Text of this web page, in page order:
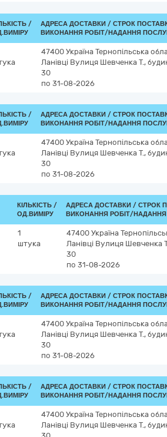
/
АДРЕСА ДОСТАВКИ / СТРОК
ВИКОНАННЯ РОБІТ/НАДАННЯ
47400 Україна Тернопільська
Ланівці Вулиця Шевченка Т.,
30
по 31-08-2026
/
АДРЕСА ДОСТАВКИ / СТРОК
ВИКОНАННЯ РОБІТ/НАДАННЯ
47400 Україна Тернопільська
Ланівці Вулиця Шевченка Т.,
30
по 31-08-2026
КІЛЬКІСТЬ /
ОД.ВИМІРУ
АДРЕСА ДОСТАВКИ / СТРОК
ВИКОНАННЯ РОБІТ/
1
штука
47400 Україна
Ланівці Вулиця Шевченка
30
по 31-08-2026
/
АДРЕСА ДОСТАВКИ / СТРОК
ВИКОНАННЯ РОБІТ/НАДАННЯ
47400 Україна Тернопільська
Ланівці Вулиця Шевченка Т.,
30
по 31-08-2026
/
АДРЕСА ДОСТАВКИ / СТРОК
ВИКОНАННЯ РОБІТ/НАДАННЯ
47400 Україна Тернопільська
Ланівці Вулиця Шевченка Т.,